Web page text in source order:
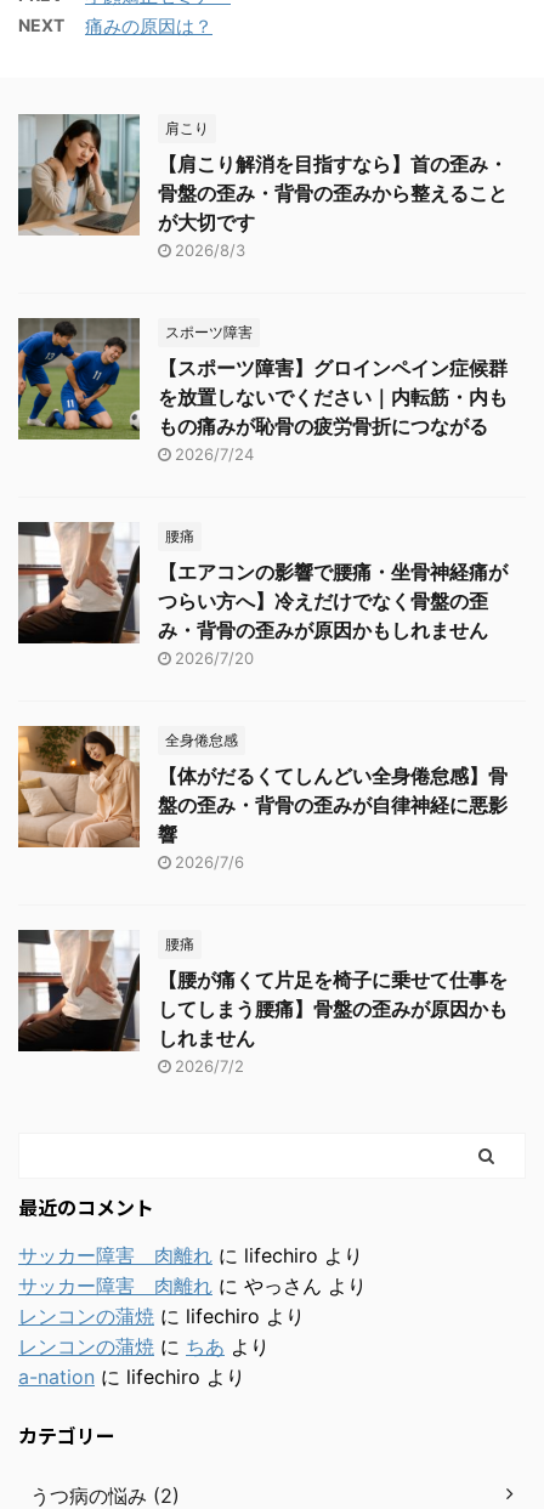
NEXT 痛みの原因は？
肩こり
【肩こり解消を目指すなら】首の歪み・
骨盤の歪み・背骨の歪みから整えること
が大切です
2026/8/3
スポーツ障害
【スポーツ障害】グロインペイン症候群
を放置しないでください｜内転筋・内も
もの痛みが恥骨の疲労骨折につながる
2026/7/24
腰痛
【エアコンの影響で腰痛・坐骨神経痛が
つらい方へ】冷えだけでなく骨盤の歪
み・背骨の歪みが原因かもしれません
2026/7/20
全身倦怠感
【体がだるくてしんどい全身倦怠感】骨
盤の歪み・背骨の歪みが自律神経に悪影
響
2026/7/6
腰痛
【腰が痛くて片足を椅子に乗せて仕事を
してしまう腰痛】骨盤の歪みが原因かも
しれません
2026/7/2
最近のコメント
サッカー障害 肉離れ に lifechiro より
サッカー障害 肉離れ に やっさん より
レンコンの蒲焼 に lifechiro より
レンコンの蒲焼 に ちあ より
a-nation に lifechiro より
カテゴリー
うつ病の悩み (2)